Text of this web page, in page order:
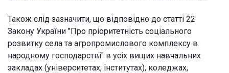
Також слід зазначити, що відповідно до статті 22
Закону України "Про пріоритетність соціального
розвитку села та агропромислового комплексу в
народному господарстві" в усіх вищих навчальних
закладах (університетах, інститутах), коледжах,